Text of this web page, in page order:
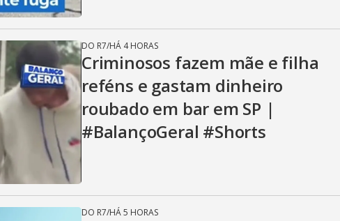
DO R7/HÁ 4 HORAS
Criminosos fazem mãe e filha
reféns e gastam dinheiro
roubado em bar em SP |
#BalançoGeral #Shorts
DO R7/HÁ 5 HORAS